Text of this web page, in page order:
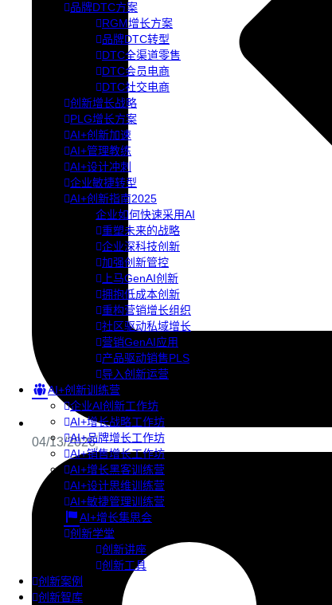
品牌DTC方案
RGM增长方案
品牌DTC转型
DTC全渠道零售
DTC会员电商
DTC社交电商
创新增长战略
PLG增长方案
AI+创新加速
AI+管理教练
AI+设计冲刺
企业敏捷转型
AI+创新指南2025
企业如何快速采用AI
重塑未来的战略
企业深科技创新
加强创新管控
上马GenAI创新
拥抱低成本创新
重构营销增长组织
社区驱动私域增长
营销GenAI应用
产品驱动销售PLS
导入创新运营
AI+创新训练营
企业AI创新工作坊
AI+增长战略工作坊
AI+品牌增长工作坊
AI+销售增长工作坊
AI+增长黑客训练营
AI+设计思维训练营
AI+敏捷管理训练营
AI+增长集思会
创新学堂
创新讲座
创新工具
创新案例
创新智库
04/13/2026